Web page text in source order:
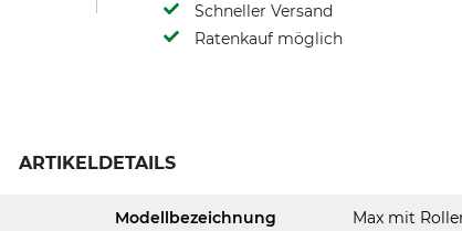
Schneller Versand
Ratenkauf möglich
ARTIKELDETAILS
Modellbezeichnung Max mit